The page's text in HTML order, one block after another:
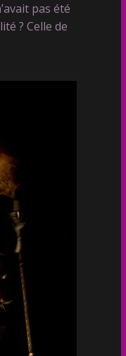
pas été
? Celle de